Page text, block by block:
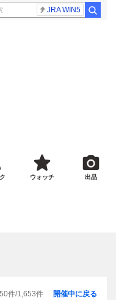
JRA WIN5
ウォッチ 出品
50件/1,653件 開催中に戻る